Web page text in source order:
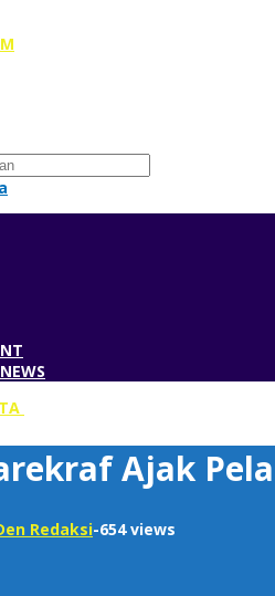
Ajak
Redaksi-654 views